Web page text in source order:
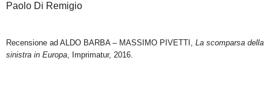
Paolo Di Remigio
Recensione ad ALDO BARBA – MASSIMO PIVETTI, La scomparsa della
sinistra in Europa, Imprimatur, 2016.